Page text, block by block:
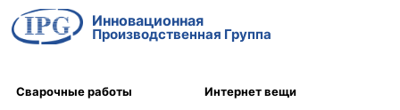
Инновационная
Производственная Группа
Сварочные работы Интернет вещи